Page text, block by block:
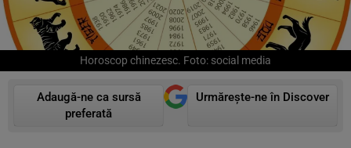
Horoscop chinezesc. Foto: social media
Adaugă-ne ca sursă
preferată
Urmărește-ne în Discover